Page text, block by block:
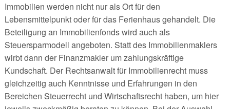
Immobilien werden nicht nur als Ort für den
Lebensmittelpunkt oder für das Ferienhaus gehandelt. Die
Beteiligung an Immobilienfonds wird auch als
Steuersparmodell angeboten. Statt des Immobilienmaklers
wirbt dann der Finanzmakler um zahlungskräftige
Kundschaft. Der Rechtsanwalt für Immobilienrecht muss
gleichzeitig auch Kenntnisse und Erfahrungen in den
Bereichen Steuerrecht und Wirtschaftsrecht haben, um hier